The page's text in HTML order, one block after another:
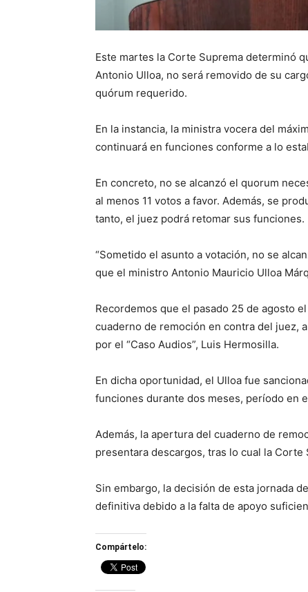
Este martes la Corte Suprema determinó
Antonio Ulloa, no será removido de su
quórum requerido.
En la instancia, la ministra vocera del
continuará en funciones conforme a lo
En concreto, no se alcanzó el quorum
al menos 11 votos a favor. Además, se
tanto, el juez podrá retomar sus funciones.
“Sometido el asunto a votación, no se
que el ministro Antonio Mauricio Ulloa
Recordemos que el pasado 25 de agosto
cuaderno de remoción en contra del juez,
por el “Caso Audios”, Luis Hermosilla.
En dicha oportunidad, el Ulloa fue
funciones durante dos meses, período en
Además, la apertura del cuaderno de
presentara descargos, tras lo cual la
Sin embargo, la decisión de esta jornada
definitiva debido a la falta de apoyo
Compártelo: